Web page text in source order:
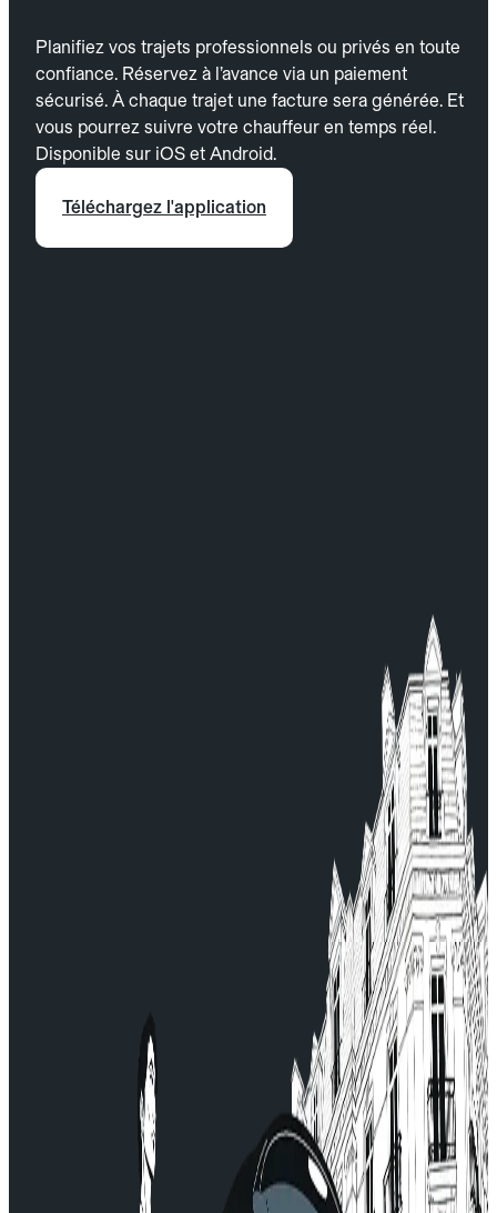
Planifiez vos trajets professionnels ou privés en toute
confiance. Réservez à l’avance via un paiement
sécurisé. À chaque trajet une facture sera générée. Et
vous pourrez suivre votre chauffeur en temps réel.
Disponible sur iOS et Android.
Téléchargez l'application